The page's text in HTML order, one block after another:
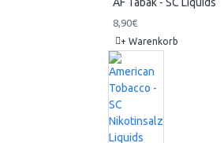
8,90€
+ Warenkorb